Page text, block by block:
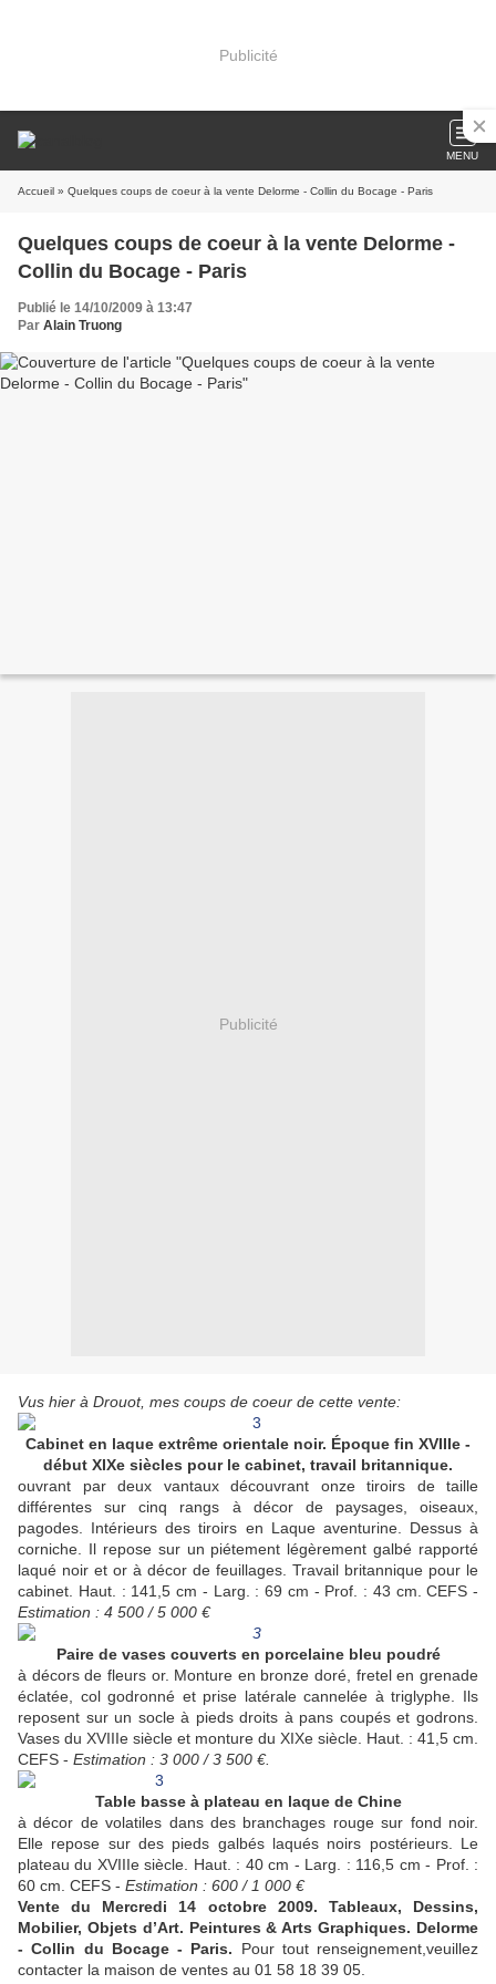
Publicité
MENU
Accueil » Quelques coups de coeur à la vente Delorme - Collin du Bocage - Paris
Quelques coups de coeur à la vente Delorme -
Collin du Bocage - Paris
Publié le 14/10/2009 à 13:47
Par Alain Truong
Publicité
Vus hier à Drouot, mes coups de coeur de cette vente:
Cabinet en laque extrême orientale noir. Époque fin XVIIIe -
début XIXe siècles pour le cabinet, travail britannique.
ouvrant par deux vantaux découvrant onze tiroirs de taille
différentes sur cinq rangs à décor de paysages, oiseaux,
pagodes. Intérieurs des tiroirs en Laque aventurine. Dessus à
corniche. Il repose sur un piétement légèrement galbé rapporté
laqué noir et or à décor de feuillages. Travail britannique pour le
cabinet. Haut. : 141,5 cm - Larg. : 69 cm - Prof. : 43 cm. CEFS -
Estimation : 4 500 / 5 000 €
Paire de vases couverts en porcelaine bleu poudré
à décors de fleurs or. Monture en bronze doré, fretel en grenade
éclatée, col godronné et prise latérale cannelée à triglyphe. Ils
reposent sur un socle à pieds droits à pans coupés et godrons.
Vases du XVIIIe siècle et monture du XIXe siècle. Haut. : 41,5 cm.
CEFS - Estimation : 3 000 / 3 500 €.
Table basse à plateau en laque de Chine
à décor de volatiles dans des branchages rouge sur fond noir.
Elle repose sur des pieds galbés laqués noirs postérieurs. Le
plateau du XVIIIe siècle. Haut. : 40 cm - Larg. : 116,5 cm - Prof. :
60 cm. CEFS - Estimation : 600 / 1 000 €
Vente du Mercredi 14 octobre 2009. Tableaux, Dessins,
Mobilier, Objets d’Art. Peintures & Arts Graphiques. Delorme
- Collin du Bocage - Paris. Pour tout renseignement,veuillez
contacter la maison de ventes au 01 58 18 39 05.